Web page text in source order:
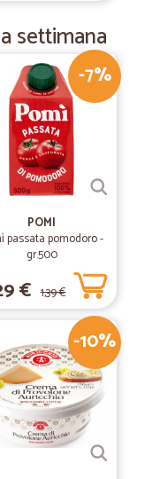
settimana
-7%
POMI
passata pomodoro -
gr.500
€ 1,39 €
-10%